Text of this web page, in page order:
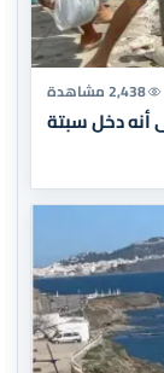
2,438 مشاهدة
أنه دخل سبتة